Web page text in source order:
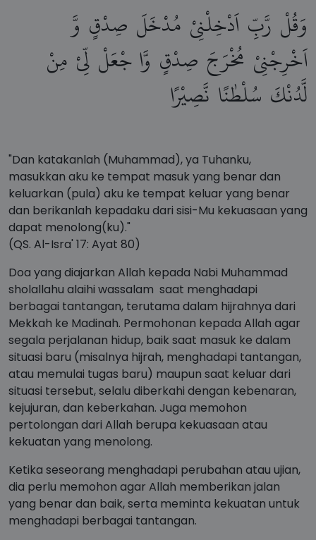
وَقُلْ رَّبِّ اَدْخِلْنِيْ مُدْخَلَ صِدْقٍ وَّ
اَخْرِجْنِيْ مُخْرَجَ صِدْقٍ وَّاجْعَلْ لِّيْ مِنْ
لَّدُنْكَ سُلْطٰنًا نَّصِيْرًا
"Dan katakanlah (Muhammad), ya Tuhanku,
masukkan aku ke tempat masuk yang benar dan
keluarkan (pula) aku ke tempat keluar yang benar
dan berikanlah kepadaku dari sisi-Mu kekuasaan yang
dapat menolong(ku)."
(QS. Al-Isra' 17: Ayat 80)
Doa yang diajarkan Allah kepada Nabi Muhammad
sholallahu alaihi wassalam saat menghadapi
berbagai tantangan, terutama dalam hijrahnya dari
Mekkah ke Madinah. Permohonan kepada Allah agar
segala perjalanan hidup, baik saat masuk ke dalam
situasi baru (misalnya hijrah, menghadapi tantangan,
atau memulai tugas baru) maupun saat keluar dari
situasi tersebut, selalu diberkahi dengan kebenaran,
kejujuran, dan keberkahan. Juga memohon
pertolongan dari Allah berupa kekuasaan atau
kekuatan yang menolong.
Ketika seseorang menghadapi perubahan atau ujian,
dia perlu memohon agar Allah memberikan jalan
yang benar dan baik, serta meminta kekuatan untuk
menghadapi berbagai tantangan.